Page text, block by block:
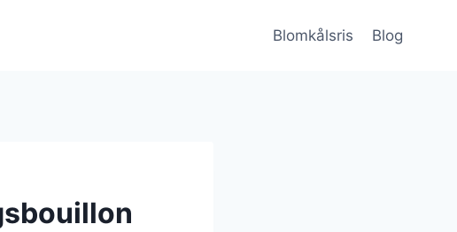
Blomkålsris Blog